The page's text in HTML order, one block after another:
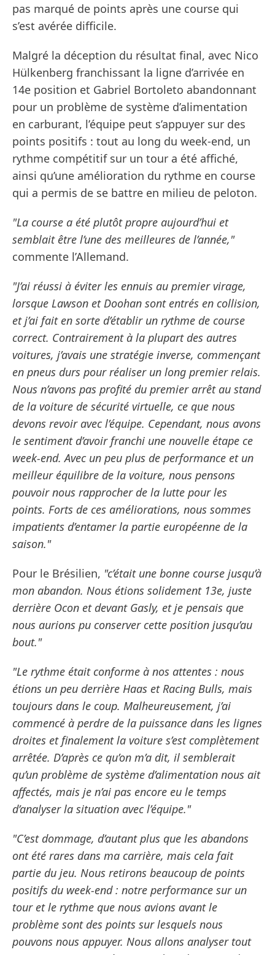
pas marqué de points après une course qui
s’est avérée difficile.
Malgré la déception du résultat final, avec Nico
Hülkenberg franchissant la ligne d’arrivée en
14e position et Gabriel Bortoleto abandonnant
pour un problème de système d’alimentation
en carburant, l’équipe peut s’appuyer sur des
points positifs : tout au long du week-end, un
rythme compétitif sur un tour a été affiché,
ainsi qu’une amélioration du rythme en course
qui a permis de se battre en milieu de peloton.
"La course a été plutôt propre aujourd’hui et
semblait être l’une des meilleures de l’année,"
commente l’Allemand.
"J’ai réussi à éviter les ennuis au premier virage,
lorsque Lawson et Doohan sont entrés en collision,
et j’ai fait en sorte d’établir un rythme de course
correct. Contrairement à la plupart des autres
voitures, j’avais une stratégie inverse, commençant
en pneus durs pour réaliser un long premier relais.
Nous n’avons pas profité du premier arrêt au stand
de la voiture de sécurité virtuelle, ce que nous
devons revoir avec l’équipe. Cependant, nous avons
le sentiment d’avoir franchi une nouvelle étape ce
week-end. Avec un peu plus de performance et un
meilleur équilibre de la voiture, nous pensons
pouvoir nous rapprocher de la lutte pour les
points. Forts de ces améliorations, nous sommes
impatients d’entamer la partie européenne de la
saison."
Pour le Brésilien, "c’était une bonne course jusqu’à
mon abandon. Nous étions solidement 13e, juste
derrière Ocon et devant Gasly, et je pensais que
nous aurions pu conserver cette position jusqu’au
bout."
"Le rythme était conforme à nos attentes : nous
étions un peu derrière Haas et Racing Bulls, mais
toujours dans le coup. Malheureusement, j’ai
commencé à perdre de la puissance dans les lignes
droites et finalement la voiture s’est complètement
arrêtée. D’après ce qu’on m’a dit, il semblerait
qu’un problème de système d’alimentation nous ait
affectés, mais je n’ai pas encore eu le temps
d’analyser la situation avec l’équipe."
"C’est dommage, d’autant plus que les abandons
ont été rares dans ma carrière, mais cela fait
partie du jeu. Nous retirons beaucoup de points
positifs du week-end : notre performance sur un
tour et le rythme que nous avions avant le
problème sont des points sur lesquels nous
pouvons nous appuyer. Nous allons analyser tout